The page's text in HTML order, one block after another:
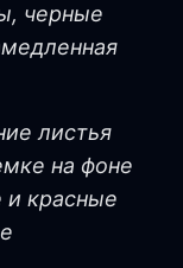
черные
листья
на фоне
и красные